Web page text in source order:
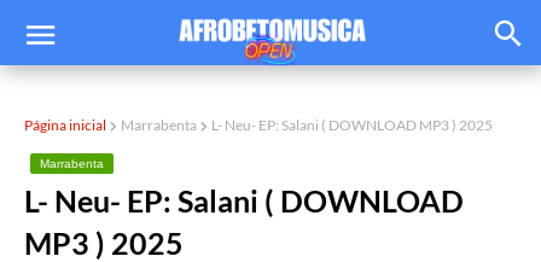
Página inicial Marrabenta L- Neu- EP: Salani ( DOWNLOAD MP3 ) 2025
Marrabenta
L- Neu- EP: Salani ( DOWNLOAD
MP3 ) 2025